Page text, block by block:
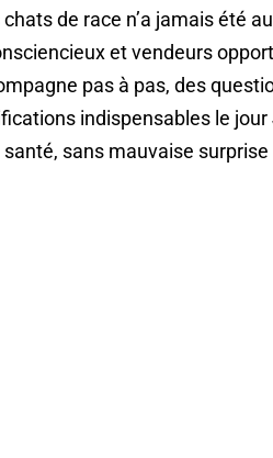
de race n’a jamais été
et vendeurs
pas à pas, des
indispensables le
sans mauvaise